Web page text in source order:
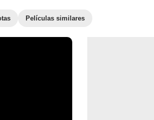
Películas similares